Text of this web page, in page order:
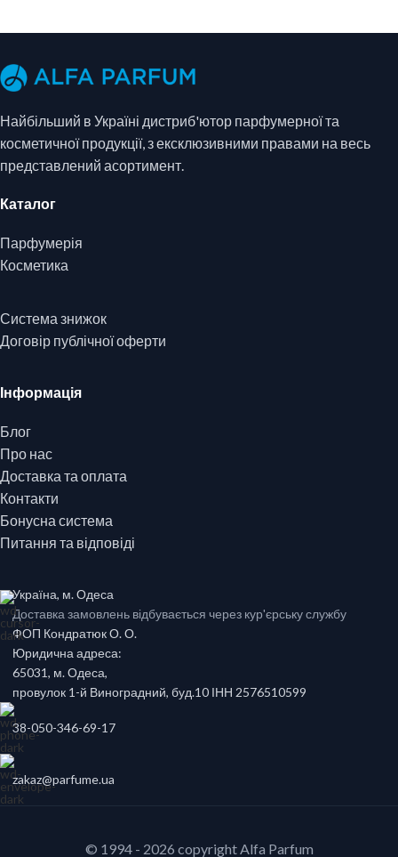
Найбільший в Україні дистриб'ютор парфумерної та
косметичної продукції, з ексклюзивними правами на весь
представлений асортимент.
Каталог
Парфумерія
Косметика
Система знижок
Договір публічної оферти
Інформація
Блог
Про нас
Доставка та оплата
Контакти
Бонусна система
Питання та відповіді
Україна, м. Одеса
Доставка замовлень відбувається через кур'єрську службу
ФОП Кондратюк О. О.
Юридична адреса:
65031, м. Одеса,
провулок 1-й Виноградний, буд.10 ІНН 2576510599
38-050-346-69-17
zakaz@parfume.ua
© 1994 - 2026 copyright Alfa Parfum